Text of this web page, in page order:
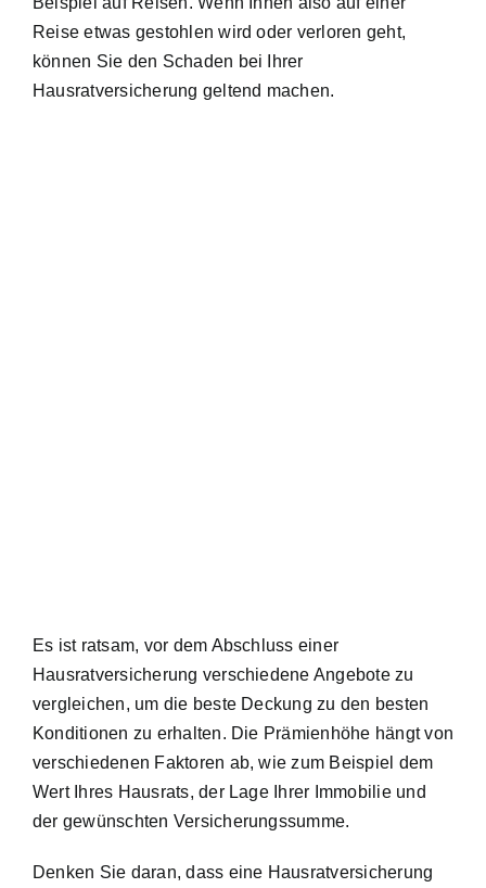
Reise etwas gestohlen wird oder verloren geht,
können Sie den Schaden bei Ihrer
Hausratversicherung geltend machen.
Es ist ratsam, vor dem Abschluss einer
Hausratversicherung verschiedene Angebote zu
vergleichen, um die beste Deckung zu den besten
Konditionen zu erhalten. Die Prämienhöhe hängt von
verschiedenen Faktoren ab, wie zum Beispiel dem
Wert Ihres Hausrats, der Lage Ihrer Immobilie und
der gewünschten Versicherungssumme.
Denken Sie daran, dass eine Hausratversicherung